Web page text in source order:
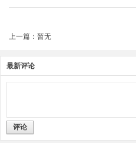
上一篇：暂无
最新评论
评论